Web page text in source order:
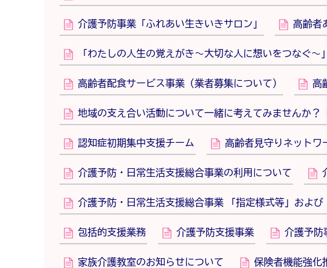
介護予防事業「ふれあい生きいきサロン」 高齢者
「わたしの人生の覚えがき～大切な人に想いをつなぐ
高齢者配食サービス事業（業者募集について） 高
地域の支え合い活動について一緒に考えてみませんか？
認知症初期集中支援チーム 高齢者見守りネットワ
介護予防・日常生活支援総合事業の利用について
介護予防・日常生活支援総合事業 「指定様式等」およ
包括的支援業務 介護予防支援事業 介護予防
家族介護教室のお知らせについて 保険者機能強化